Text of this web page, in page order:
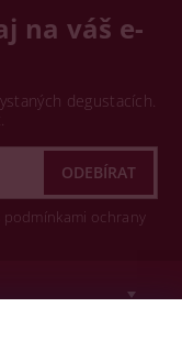
na váš e-
degustacích.
ochrany